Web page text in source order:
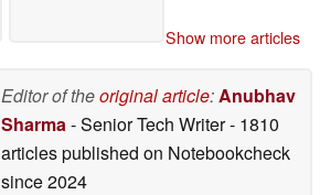
Show more articles
Editor of theoriginal article: Anubhav
Sharma - Senior Tech Writer- 1810
articles published on Notebookcheck
since 2024